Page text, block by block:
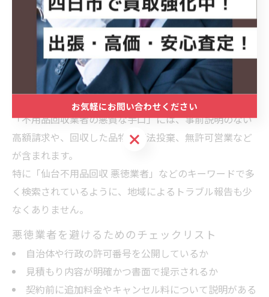
自分と似た状況で依頼した利用者の声を探すことで、よ
り納得のいく選択ができます。
悪徳な不用品回収業者を避けるための基準
不用品回収サービスを利用する際に最も注意したいの
が、悪徳業者による被害です。
「不用品回収業者の悪質な手口」には、事前説明のない
高額請求や、回収した品物の不法投棄、無許可営業など
が含まれます。
特に「仙台不用品回収 悪徳業者」などのキーワードで多
く検索されているように、地域によるトラブル報告も少
なくありません。
悪徳業者を避けるためのチェックリスト
自治体や行政の許可番号を公開しているか
見積もり内容が明確かつ書面で提示されるか
契約前に追加料金やキャンセル料について説明がある
お気軽にお問い合わせください
お気軽にお問い合わせください